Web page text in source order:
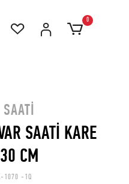
0
SAATİ KARE
CM
1070 -1Q